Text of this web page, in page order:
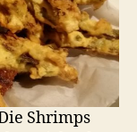
Shrimps